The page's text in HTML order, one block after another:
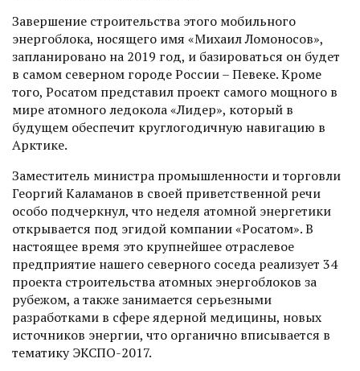
Завершение строительства этого мобильного
энергоблока, носящего имя «Михаил Ломоносов»,
запланировано на 2019 год, и базироваться он будет
в самом северном городе России – Певеке. Кроме
того, Росатом представил проект самого мощного в
мире атомного ледокола «Лидер», который в
будущем обеспечит круглогодичную навигацию в
Арктике.
Заместитель министра промышленности и торговли
Георгий Каламанов в своей приветственной речи
особо подчеркнул, что неделя атомной энергетики
открывается под эгидой компании «Рос­атом». В
настоящее время это крупнейшее отраслевое
предприятие нашего северного соседа реализует 34
проек­та строительства атомных энерго­блоков за
рубежом, а также занимается серьезными
разработками в сфере ядерной медицины, новых
источников энергии, что органично вписывается в
тематику ЭКСПО-2017.